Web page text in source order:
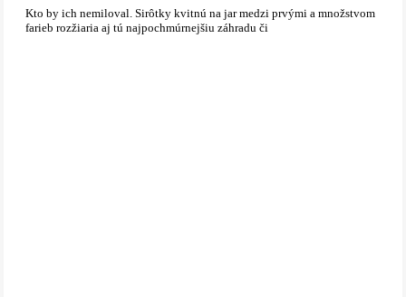
Kto by ich nemiloval. Sirôtky kvitnú na jar medzi prvými a množstvom
farieb rozžiaria aj tú najpochmúrnejšiu záhradu či